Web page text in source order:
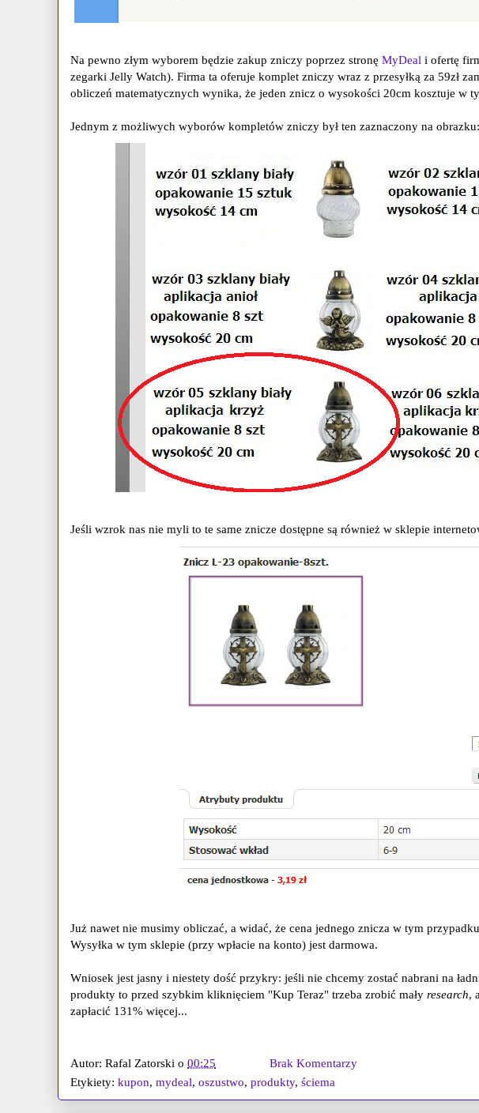
Na pewno złym wyborem będzie zakup zniczy poprzez stronę MyDeal i ofertę
zegarki Jelly Watch). Firma ta oferuje komplet zniczy wraz z przesyłką za 59zł
obliczeń matematycznych wynika, że jeden znicz o wysokości 20cm kosztuje w
Jednym z możliwych wyborów kompletów zniczy był ten zaznaczony na obrazku:
Jeśli wzrok nas nie myli to te same znicze dostępne są również w sklepie
Już nawet nie musimy obliczać, a widać, że cena jednego znicza w tym
Wysyłka w tym sklepie (przy wpłacie na konto) jest darmowa.
Wniosek jest jasny i niestety dość przykry: jeśli nie chcemy zostać nabrani na
produkty to przed szybkim kliknięciem "Kup Teraz" trzeba zrobić mały research,
zapłacić 131% więcej...
Autor: Rafal Zatorski o 00:25
Brak Komentarzy
Etykiety: kupon, mydeal, oszustwo, produkty, ściema